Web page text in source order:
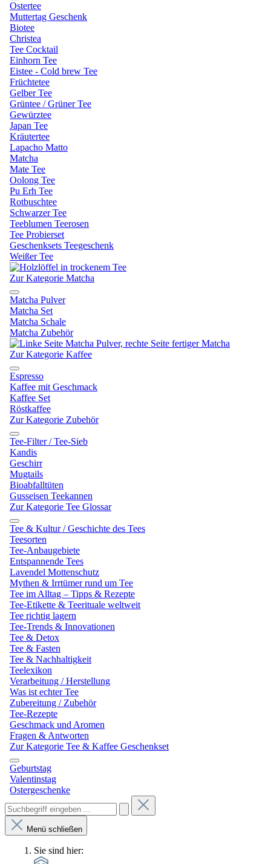
Ostertee
Muttertag Geschenk
Biotee
Christea
Tee Cocktail
Einhorn Tee
Eistee - Cold brew Tee
Früchtetee
Gelber Tee
Grüntee / Grüner Tee
Gewürztee
Japan Tee
Kräutertee
Lapacho Matto
Matcha
Mate Tee
Oolong Tee
Pu Erh Tee
Rotbuschtee
Schwarzer Tee
Teeblumen Teerosen
Tee Probierset
Geschenksets Teegeschenk
Weißer Tee
Zur Kategorie Matcha
Matcha Pulver
Matcha Set
Matcha Schale
Matcha Zubehör
Zur Kategorie Kaffee
Espresso
Kaffee mit Geschmack
Kaffee Set
Röstkaffee
Zur Kategorie Zubehör
Tee-Filter / Tee-Sieb
Kandis
Geschirr
Mugtails
Bioabfalltüten
Gusseisen Teekannen
Zur Kategorie Tee Glossar
Tee & Kultur / Geschichte des Tees
Teesorten
Tee-Anbaugebiete
Entspannende Tees
Lavendel Mottenschutz
Mythen & Irrtümer rund um Tee
Tee im Alltag – Tipps & Rezepte
Tee-Etikette & Teerituale weltweit
Tee richtig lagern
Tee-Trends & Innovationen
Tee & Detox
Tee & Fasten
Tee & Nachhaltigkeit
Teelexikon
Verarbeitung / Herstellung
Was ist echter Tee
Zubereitung / Zubehör
Tee-Rezepte
Geschmack und Aromen
Fragen & Antworten
Zur Kategorie Tee & Kaffee Geschenkset
Geburtstag
Valentinstag
Ostergeschenke
Menü schließen
Sie sind hier: